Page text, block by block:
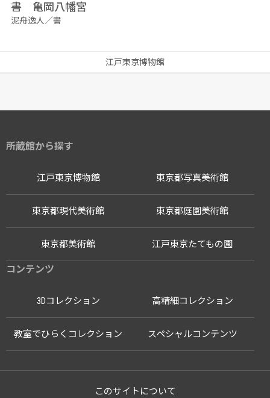
書 亀岡八幡宮
泥舟逸人／書
江戸東京博物館
所蔵館から探す
江戸東京博物館
江戸東京たてもの園
東京都写真美術館
東京都現代美術館 東京都庭園美術館
東京都美術館
コンテンツ
3Dコレクション 高精細コレクション
教室でひらくコレクション スペシャルコンテンツ
このサイトについて